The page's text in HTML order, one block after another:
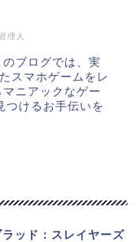
理人
ブログでは、実
スマホゲームをレ
ニアックなゲー
つけるお手伝いを
ラッド：スレイヤーズ